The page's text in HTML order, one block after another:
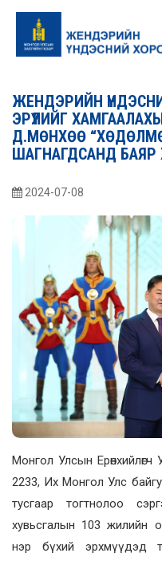
ЖЕНДЭРИЙН
ЭРҮҮЛИЙГ
Д.МӨНХӨӨ
ШАГНАГДСАНД БАЯР
2024-07-08
Монгол Улсын Ерөнхийлөгч
2233, Их Монгол Улс
тусгаар тогтнолоо
хувьсгалын 103 жилийн
нэр бүхий эрхмүүдэд